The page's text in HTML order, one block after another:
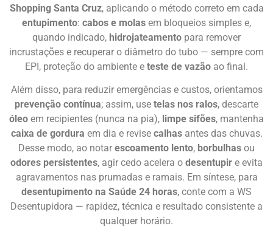
Shopping Santa Cruz, aplicando o método correto em cada
entupimento: cabos e molas em bloqueios simples e,
quando indicado, hidrojateamento para remover
incrustações e recuperar o diâmetro do tubo — sempre com
EPI, proteção do ambiente e teste de vazão ao final.
Além disso, para reduzir emergências e custos, orientamos
prevenção contínua; assim, use telas nos ralos, descarte
óleo em recipientes (nunca na pia), limpe sifões, mantenha
caixa de gordura em dia e revise calhasantes das chuvas.
Desse modo, ao notar escoamento lento, borbulhas ou
odores persistentes, agir cedo acelera o desentupir e evita
agravamentos nas prumadas e ramais. Em síntese, para
desentupimento na Saúde 24 horas, conte com a WS
Desentupidora — rapidez, técnica e resultado consistente a
qualquer horário.